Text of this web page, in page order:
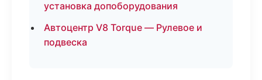
установка допоборудования
Автоцентр V8 Torque — Рулевое и
подвеска